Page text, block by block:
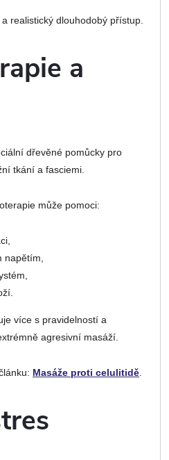
realistický dlouhodobý přístup.
a
dřevěné pomůcky pro
tkání a fasciemi.
může pomoci:
napětím,
více s pravidelností a
agresivní masáží.
Masáže proti celulitidě